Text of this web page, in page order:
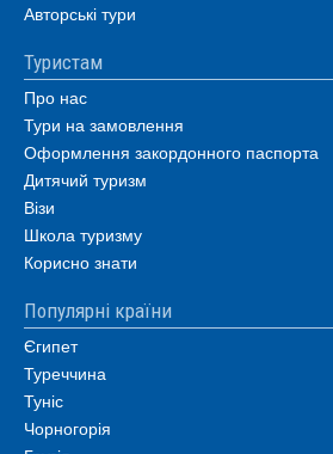
Авторські тури
Туристам
Про нас
Тури на замовлення
Оформлення закордонного паспорта
Дитячий туризм
Візи
Школа туризму
Корисно знати
Популярні країни
Єгипет
Туреччина
Туніс
Чорногорія